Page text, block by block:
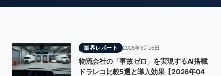
業界レポート 2026年3月16日
物流会社の「事故ゼロ」を実現するAI搭載
ドラレコ比較5選と導入効果【2026年04